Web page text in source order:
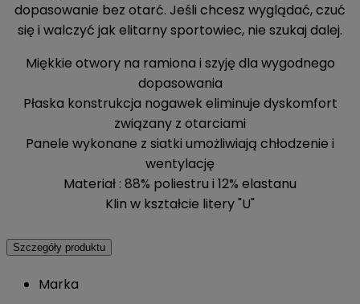
dopasowanie bez otarć. Jeśli chcesz wyglądać, czuć
się i walczyć jak elitarny sportowiec, nie szukaj dalej.
Miękkie otwory na ramiona i szyję dla wygodnego
dopasowania
Płaska konstrukcja nogawek eliminuje dyskomfort
związany z otarciami
Panele wykonane z siatki umożliwiają chłodzenie i
wentylację
Materiał : 88% poliestru i 12% elastanu
Klin w kształcie litery "U"
Szczegóły produktu
Marka